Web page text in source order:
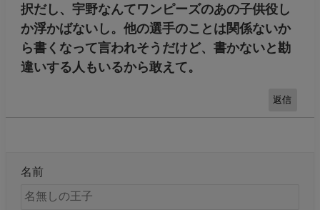
択だし、宇野なんてワンピーズのあの子供役し
か浮かばないし。他の選手のことは関係ないか
ら書くなって言われそうだけど、書かないと勘
違いする人もいるから敢えて。
返信
名前